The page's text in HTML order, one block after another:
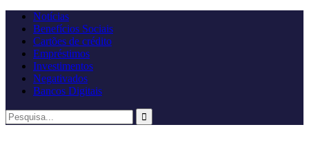
Notícias
Benefícios Sociais
Cartões de crédito
Empréstimos
Investimentos
Negativados
Bancos Digitais